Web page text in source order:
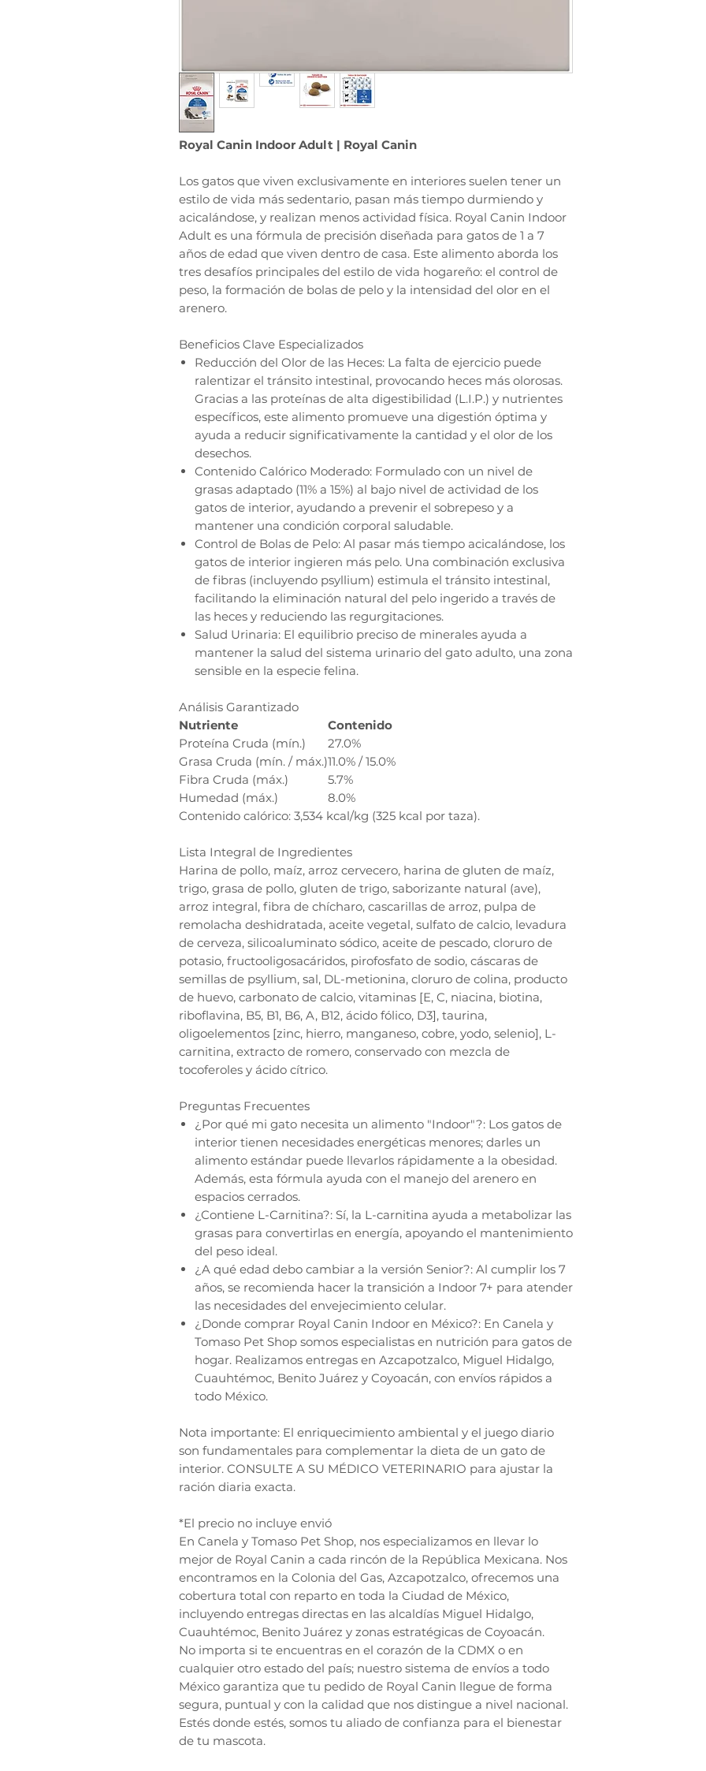
Royal Canin Indoor Adult | Royal Canin
Los gatos que viven exclusivamente en interiores suelen tener un
estilo de vida más sedentario, pasan más tiempo durmiendo y
acicalándose, y realizan menos actividad física. Royal Canin Indoor
Adult es una fórmula de precisión diseñada para gatos de 1 a 7
años de edad que viven dentro de casa. Este alimento aborda los
tres desafíos principales del estilo de vida hogareño: el control de
peso, la formación de bolas de pelo y la intensidad del olor en el
arenero.
Beneficios Clave Especializados
Reducción del Olor de las Heces: La falta de ejercicio puede
ralentizar el tránsito intestinal, provocando heces más olorosas.
Gracias a las proteínas de alta digestibilidad (L.I.P.) y nutrientes
específicos, este alimento promueve una digestión óptima y
ayuda a reducir significativamente la cantidad y el olor de los
desechos.
Contenido Calórico Moderado: Formulado con un nivel de
grasas adaptado (11% a 15%) al bajo nivel de actividad de los
gatos de interior, ayudando a prevenir el sobrepeso y a
mantener una condición corporal saludable.
Control de Bolas de Pelo: Al pasar más tiempo acicalándose, los
gatos de interior ingieren más pelo. Una combinación exclusiva
de fibras (incluyendo psyllium) estimula el tránsito intestinal,
facilitando la eliminación natural del pelo ingerido a través de
las heces y reduciendo las regurgitaciones.
Salud Urinaria: El equilibrio preciso de minerales ayuda a
mantener la salud del sistema urinario del gato adulto, una zona
sensible en la especie felina.
Análisis Garantizado
Nutriente
Contenido
Proteína Cruda (mín.)
27.0%
Grasa Cruda (mín. / máx.)11.0% / 15.0%
Fibra Cruda (máx.)
5.7%
Humedad (máx.)
8.0%
Contenido calórico: 3,534 kcal/kg (325 kcal por taza).
Lista Integral de Ingredientes
Harina de pollo, maíz, arroz cervecero, harina de gluten de maíz,
trigo, grasa de pollo, gluten de trigo, saborizante natural (ave),
arroz integral, fibra de chícharo, cascarillas de arroz, pulpa de
remolacha deshidratada, aceite vegetal, sulfato de calcio, levadura
de cerveza, silicoaluminato sódico, aceite de pescado, cloruro de
potasio, fructooligosacáridos, pirofosfato de sodio, cáscaras de
semillas de psyllium, sal, DL-metionina, cloruro de colina, producto
de huevo, carbonato de calcio, vitaminas [E, C, niacina, biotina,
riboflavina, B5, B1, B6, A, B12, ácido fólico, D3], taurina,
oligoelementos [zinc, hierro, manganeso, cobre, yodo, selenio], L-
carnitina, extracto de romero, conservado con mezcla de
tocoferoles y ácido cítrico.
Preguntas Frecuentes
¿Por qué mi gato necesita un alimento "Indoor"?: Los gatos de
interior tienen necesidades energéticas menores; darles un
alimento estándar puede llevarlos rápidamente a la obesidad.
Además, esta fórmula ayuda con el manejo del arenero en
espacios cerrados.
¿Contiene L-Carnitina?: Sí, la L-carnitina ayuda a metabolizar las
grasas para convertirlas en energía, apoyando el mantenimiento
del peso ideal.
¿A qué edad debo cambiar a la versión Senior?: Al cumplir los 7
años, se recomienda hacer la transición a Indoor 7+ para atender
las necesidades del envejecimiento celular.
¿Donde comprar Royal Canin Indoor en México?: En Canela y
Tomaso Pet Shop somos especialistas en nutrición para gatos de
hogar. Realizamos entregas en Azcapotzalco, Miguel Hidalgo,
Cuauhtémoc, Benito Juárez y Coyoacán, con envíos rápidos a
todo México.
Nota importante: El enriquecimiento ambiental y el juego diario
son fundamentales para complementar la dieta de un gato de
interior. CONSULTE A SU MÉDICO VETERINARIO para ajustar la
ración diaria exacta.
*El precio no incluye envió
En Canela y Tomaso Pet Shop, nos especializamos en llevar lo
mejor de Royal Canin a cada rincón de la República Mexicana. Nos
encontramos en la Colonia del Gas, Azcapotzalco, ofrecemos una
cobertura total con reparto en toda la Ciudad de México,
incluyendo entregas directas en las alcaldías Miguel Hidalgo,
Cuauhtémoc, Benito Juárez y zonas estratégicas de Coyoacán.
No importa si te encuentras en el corazón de la CDMX o en
cualquier otro estado del país; nuestro sistema de envíos a todo
México garantiza que tu pedido de Royal Canin llegue de forma
segura, puntual y con la calidad que nos distingue a nivel nacional.
Estés donde estés, somos tu aliado de confianza para el bienestar
de tu mascota.